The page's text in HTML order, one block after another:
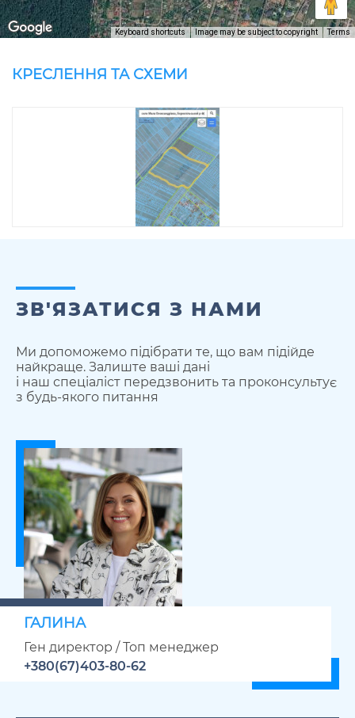
Keyboard shortcuts Image may be subject to copyright Terms
КРЕСЛЕННЯ ТА СХЕМИ
ЗВ'ЯЗАТИСЯ З НАМИ
Ми допоможемо підібрати те, що вам підійде
найкраще. Залиште ваші дані
і наш спеціаліст передзвонить та проконсультує
з будь-якого питання
ГАЛИНА
Ген директор / Топ менеджер
+380(67)403-80-62